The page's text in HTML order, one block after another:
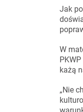
Jak
W
każą
„Nie